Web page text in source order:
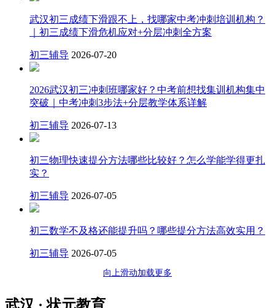
武汉初三成绩下滑跟不上，找哪家中考冲刺培训机构？
｜初三成绩下滑危机应对+分层冲刺全方案
初三辅导 2026-07-20
2026武汉初三冲刺班哪家好？中考前想找集训机构集中
突破｜中考冲刺3步法+分层教学体系详解
初三辅导 2026-07-13
初三物理快速提分方法哪些比较好？怎么学能学得更扎
实？
初三辅导 2026-07-05
初三数学不及格还能提升吗？哪些提分方法高效实用？
初三辅导 2026-07-05
向上滑动加载更多